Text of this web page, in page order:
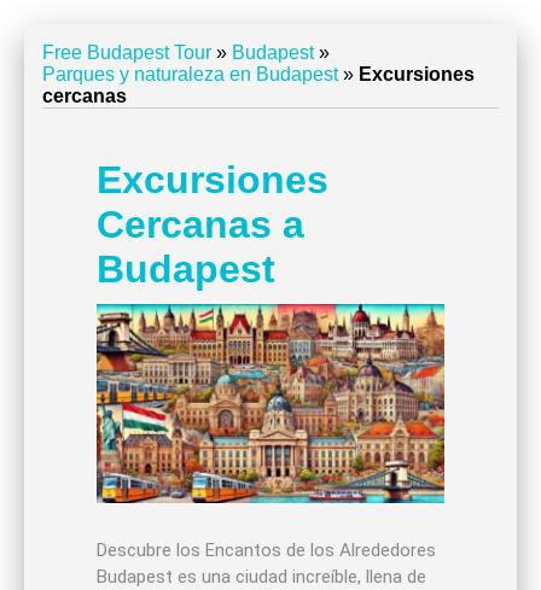
Free Budapest Tour » Budapest»
Parques y naturaleza en Budapest» Excursiones
cercanas
Excursiones
Cercanas a
Budapest
Descubre los Encantos de los Alrededores
Budapest es una ciudad increíble, llena de